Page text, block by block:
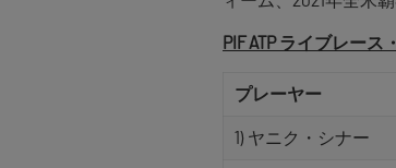
PIF ATP ライブレース
プレーヤー
1) ヤニク・シナー